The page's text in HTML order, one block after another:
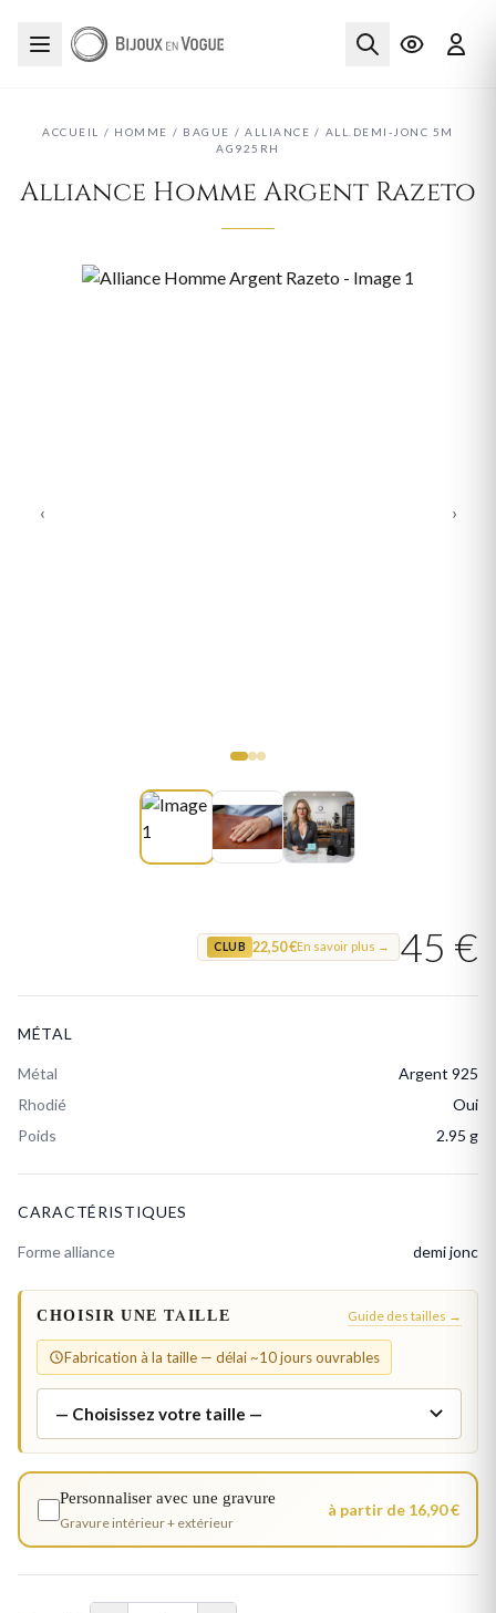
ACCUEIL / HOMME / BAGUE / ALLIANCE / ALL.DEMI-JONC 5M
AG925RH
Alliance Homme Argent Razeto
‹ ›
CLUB 22,50 €En savoir plus → 45 €
MÉTAL
Métal
Argent 925
Rhodié
Oui
Poids
2.95 g
CARACTÉRISTIQUES
Forme alliance demi jonc
CHOISIR UNE TAILLE Guide des tailles →
Fabrication à la taille — délai ~10 jours ouvrables
Personnaliser avec une gravure
Gravure intérieur + extérieur
à partir de 16,90 €